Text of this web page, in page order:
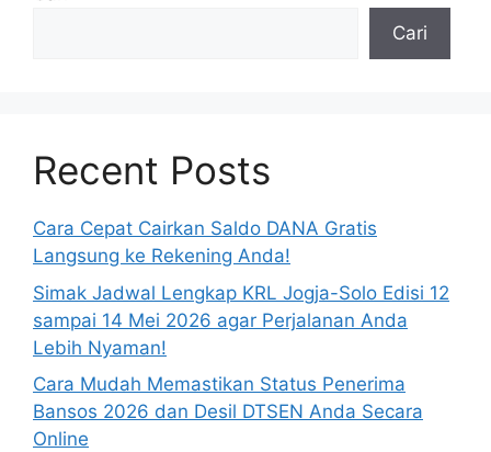
Cari
Recent Posts
Cara Cepat Cairkan Saldo DANA Gratis
Langsung ke Rekening Anda!
Simak Jadwal Lengkap KRL Jogja-Solo Edisi 12
sampai 14 Mei 2026 agar Perjalanan Anda
Lebih Nyaman!
Cara Mudah Memastikan Status Penerima
Bansos 2026 dan Desil DTSEN Anda Secara
Online